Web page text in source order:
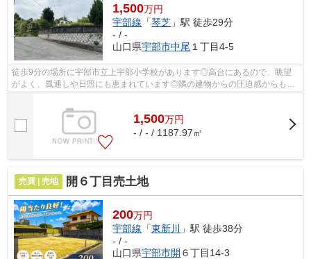
1,500万円
宇部線 「琴芝 」駅 徒歩29分
- / -
山口県宇部市中尾 １丁目4-5
徒歩9分の場所に宇部市立上宇部小学校があります◎高台にあるので、眺望
がよく、風通しや日照にも恵まれています◎隣の建物からの圧迫感からも解
1,500万円
- / - / 1187.97㎡
売買 | 売地 開６丁目売土地
200万円
宇部線 「東新川 」駅 徒歩38分
- / -
山口県宇部市開 ６丁目14-3